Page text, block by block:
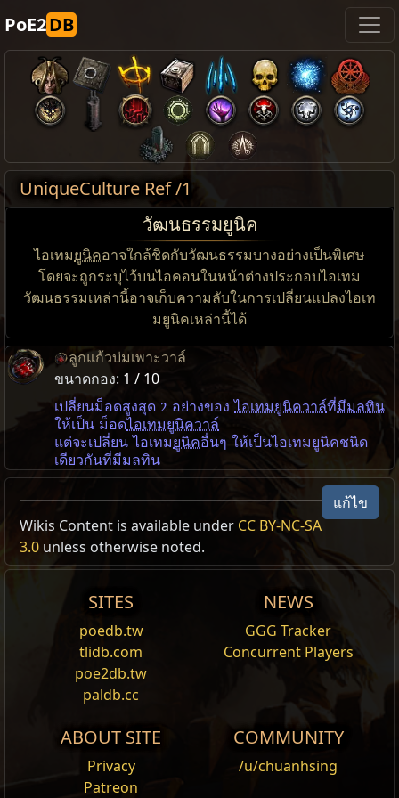
PoE2DB
UniqueCulture Ref /1
วัฒนธรรมยูนิค
ไอเทมยูนิคอาจใกล้ชิดกับวัฒนธรรมบางอย่างเป็นพิเศษ
โดยจะถูกระบุไว้บนไอคอนในหน้าต่างประกอบไอเทม
วัฒนธรรมเหล่านี้อาจเก็บความลับในการเปลี่ยนแปลงไอเท
มยูนิคเหล่านี้ได้
ลูกแก้วบ่มเพาะวาล์
ขนาดกอง: 1 / 10
เปลี่ยนม็อดสูงสุด 2 อย่างของไอเทมยูนิควาล์ที่มีมลทิน
ให้เป็น ม็อดไอเทมยูนิควาล์
แต่จะเปลี่ยน ไอเทมยูนิคอื่นๆ ให้เป็นไอเทมยูนิคชนิด
เดียวกันที่มีมลทิน
แก้ไข
Wikis Content is available under CC BY-NC-SA
3.0 unless otherwise noted.
SITES
poedb.tw
tlidb.com
poe2db.tw
paldb.cc
NEWS
GGG Tracker
Concurrent Players
ABOUT SITE
Privacy
Patreon
COMMUNITY
/u/chuanhsing